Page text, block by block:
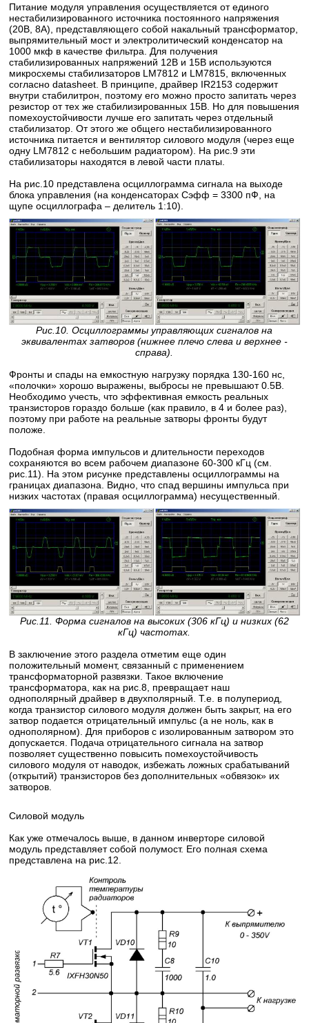
Питание модуля управления осуществляется от единого
нестабилизированного источника постоянного напряжения
(20В, 8А), представляющего собой накальный трансформатор,
выпрямительный мост и электролитический конденсатор на
1000 мкф в качестве фильтра. Для получения
стабилизированных напряжений 12В и 15В используются
микросхемы стабилизаторов LM7812 и LM7815, включенных
согласно datasheet. В принципе, драйвер IR2153 содержит
внутри стабилитрон, поэтому его можно просто запитать через
резистор от тех же стабилизированных 15В. Но для повышения
помехоустойчивости лучше его запитать через отдельный
стабилизатор. От этого же общего нестабилизированного
источника питается и вентилятор силового модуля (через еще
одну LM7812 с небольшим радиатором). На рис.9 эти
стабилизаторы находятся в левой части платы.
На рис.10 представлена осциллограмма сигнала на выходе
блока управления (на конденсаторах Cэфф = 3300 пФ, на
щупе осциллографа – делитель 1:10).
Рис.10. Осциллограммы управляющих сигналов на
эквивалентах затворов (нижнее плечо слева и верхнее -
справа).
Фронты и спады на емкостную нагрузку порядка 130-160 нс,
«полочки» хорошо выражены, выбросы не превышают 0.5В.
Необходимо учесть, что эффективная емкость реальных
транзисторов гораздо больше (как правило, в 4 и более раз),
поэтому при работе на реальные затворы фронты будут
положе.
Подобная форма импульсов и длительности переходов
сохраняются во всем рабочем диапазоне 60-300 кГц (см.
рис.11). На этом рисунке представлены осциллограммы на
границах диапазона. Видно, что спад вершины импульса при
низких частотах (правая осциллограмма) несущественный.
Рис.11. Форма сигналов на высоких (306 кГц) и низких (62
кГц) частотах.
В заключение этого раздела отметим еще один
положительный момент, связанный с применением
трансформаторной развязки. Такое включение
трансформатора, как на рис.8, превращает наш
однополярный драйвер в двухполярный. Т.е. в полупериод,
когда транзистор силового модуля должен быть закрыт, на его
затвор подается отрицательный импульс (а не ноль, как в
однополярном). Для приборов с изолированным затвором это
допускается. Подача отрицательного сигнала на затвор
позволяет существенно повысить помехоустойчивость
силового модуля от наводок, избежать ложных срабатываний
(открытий) транзисторов без дополнительных «обвязок» их
затворов.
Силовой модуль
Как уже отмечалось выше, в данном инверторе силовой
модуль представляет собой полумост. Его полная схема
представлена на рис.12.